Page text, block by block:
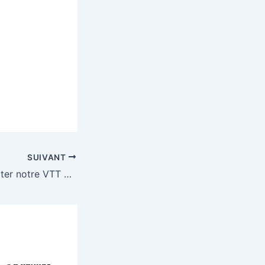
SUIVANT
Tentez de remporter notre VTT KOBALT Deore 1×12 Disc équipé bikepacking d’une valeur de 1320€